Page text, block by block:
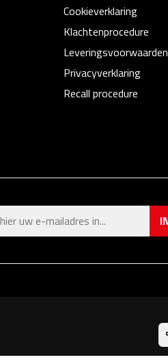
Cookieverklaring
Klachtenprocedure
Leveringsvoorwaarden
Privacyverklaring
Recall procedure